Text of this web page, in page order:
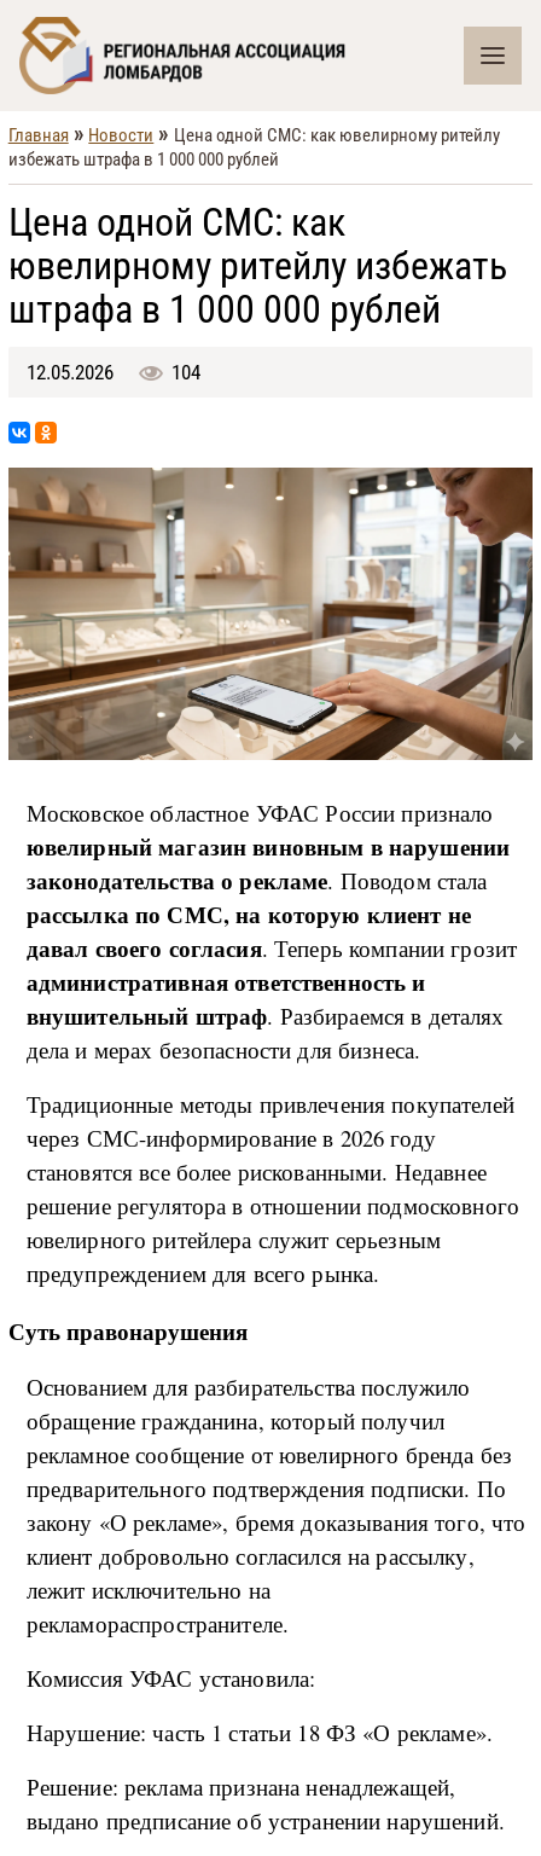
Главная » Новости » Цена одной СМС: как ювелирному ритейлу
избежать штрафа в 1 000 000 рублей
Цена одной СМС: как
ювелирному ритейлу избежать
штрафа в 1 000 000 рублей
12.05.2026 104
Московское областное УФАС России признало
ювелирный магазин виновным в нарушении
законодательства о рекламе. Поводом стала
рассылка по СМС, на которую клиент не
давал своего согласия. Теперь компании грозит
административная ответственность и
внушительный штраф. Разбираемся в деталях
дела и мерах безопасности для бизнеса.
Традиционные методы привлечения покупателей
через СМС-информирование в 2026 году
становятся все более рискованными. Недавнее
решение регулятора в отношении подмосковного
ювелирного ритейлера служит серьезным
предупреждением для всего рынка.
Суть правонарушения
Основанием для разбирательства послужило
обращение гражданина, который получил
рекламное сообщение от ювелирного бренда без
предварительного подтверждения подписки. По
закону «О рекламе», бремя доказывания того, что
клиент добровольно согласился на рассылку,
лежит исключительно на
рекламораспространителе.
Комиссия УФАС установила:
Нарушение: часть 1 статьи 18 ФЗ «О рекламе».
Решение: реклама признана ненадлежащей,
выдано предписание об устранении нарушений.